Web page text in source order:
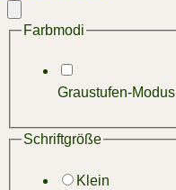
schließen
Farbmodi
Graustufen-Modus
Schriftgröße
Klein